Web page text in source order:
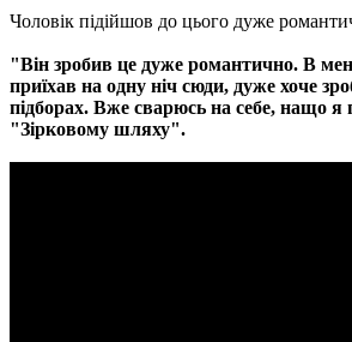
Чоловік підійшов до цього дуже
"Він зробив це дуже романтично. В
приїхав на одну ніч сюди, дуже хоче
підборах. Вже сварюсь на себе, нащо я
"Зірковому шляху".